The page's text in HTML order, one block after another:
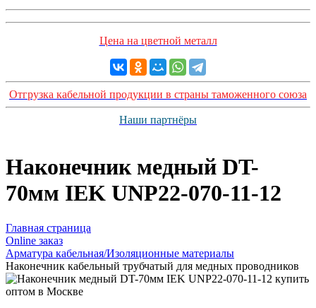
Цена на цветной металл
Отгрузка кабельной продукции в страны таможенного союза
Наши партнёры
Наконечник медный DT-
70мм IEK UNP22-070-11-12
Главная страница
Оnline заказ
Арматура кабельная/Изоляционные материалы
Наконечник кабельный трубчатый для медных проводников